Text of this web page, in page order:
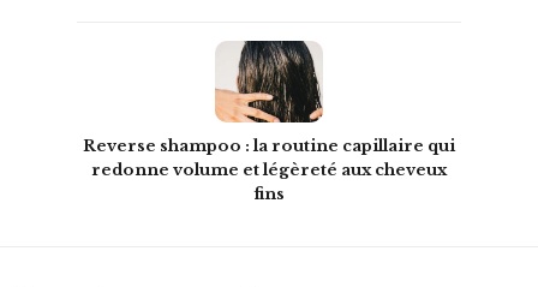
Reverse shampoo : la routine capillaire qui
redonne volume et légèreté aux cheveux
fins